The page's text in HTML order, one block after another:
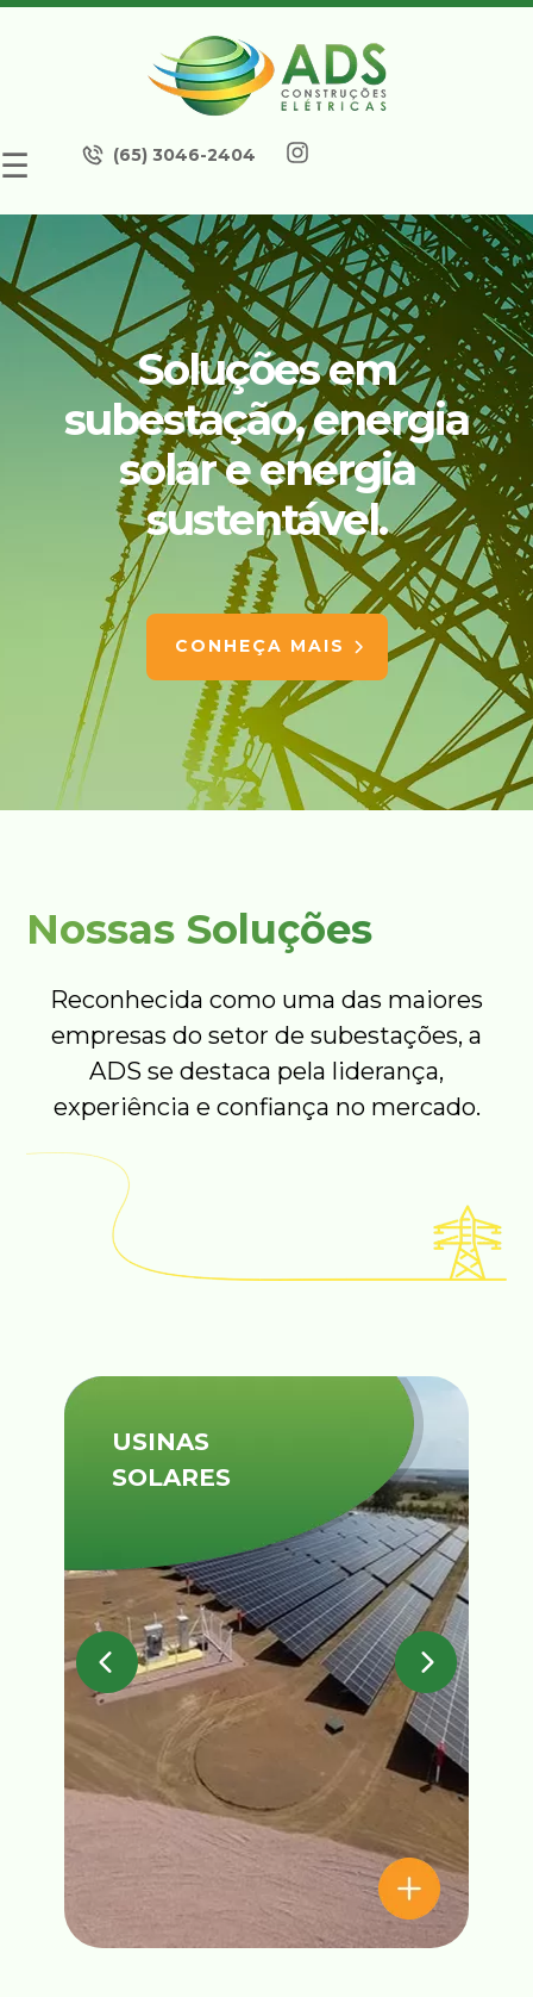
☰ (65) 3046-2404
Soluções em
subestação, energia
solar e energia
sustentável.
CONHEÇA MAIS
Nossas Soluções
Reconhecida como uma das maiores
empresas do setor de subestações, a
ADS se destaca pela liderança,
experiência e confiança no mercado.
USINAS
SOLARES